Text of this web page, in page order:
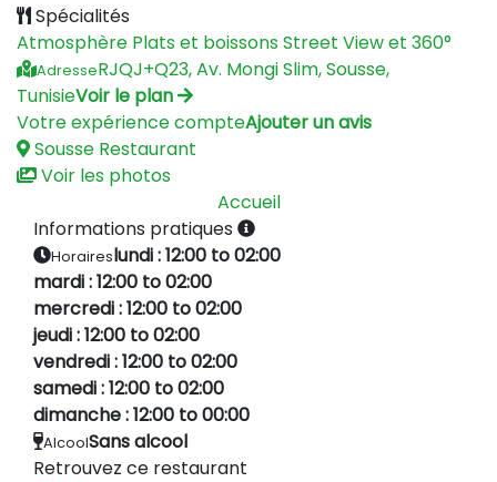
Spécialités
Atmosphère Plats et boissons Street View et 360°
AdresseRJQJ+Q23, Av. Mongi Slim, Sousse,
TunisieVoir le plan
Votre expérience compteAjouter un avis
Sousse Restaurant
Voir les photos
Accueil
Informations pratiques
Horaireslundi : 12:00 to 02:00
mardi : 12:00 to 02:00
mercredi : 12:00 to 02:00
jeudi : 12:00 to 02:00
vendredi : 12:00 to 02:00
samedi : 12:00 to 02:00
dimanche : 12:00 to 00:00
AlcoolSans alcool
Retrouvez ce restaurant